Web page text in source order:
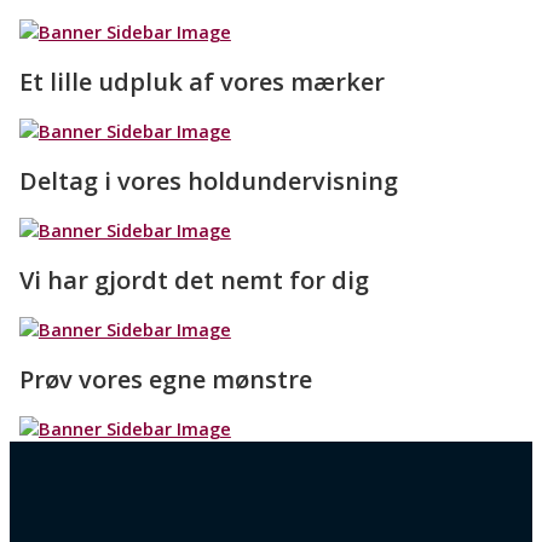
Et lille udpluk af vores mærker
Deltag i vores holdundervisning
Vi har gjordt det nemt for dig
Prøv vores egne mønstre